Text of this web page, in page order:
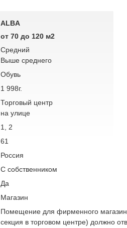
ALBA
от 70 до 120 м2
Средний
Выше среднего
Обувь
1 998г.
Торговый центр
на улице
1, 2
61
Россия
C собственником
Да
Магазин
Помещение для фирменного
секция в торговом центре) должно